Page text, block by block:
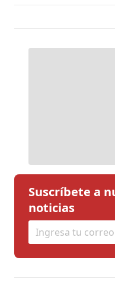
Suscríbete a
noticias